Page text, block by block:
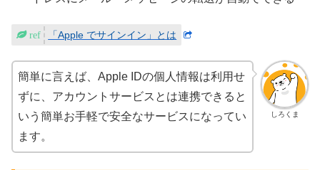
「Apple でサインイン」とは
しろくま
簡単に言えば、Apple IDの個人情報は利用せ
ずに、アカウントサービスとは連携できると
いう簡単お手軽で安全なサービスになってい
ます。